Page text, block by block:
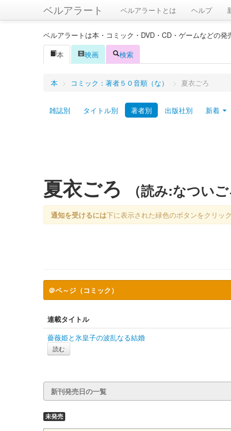
ベルアラート ベルアラートとは ヘルプ
ベルアラートは本・コミック・DVD・CD・ゲームなどの発
本
映画 検索
本 > コミック：著者５０音順（な） > 夏衣ごろ
雑誌別 タイトル別 著者別 出版社別 新着
夏衣ごろ （読み:なついご
通知を受けるには下に表示された緑色のボタンをクリック
＠ペ～ジ（コミック）
連載タイトル
薔薇姫と氷皇子の波乱なる結婚
読む
新刊発売日の一覧
未発売